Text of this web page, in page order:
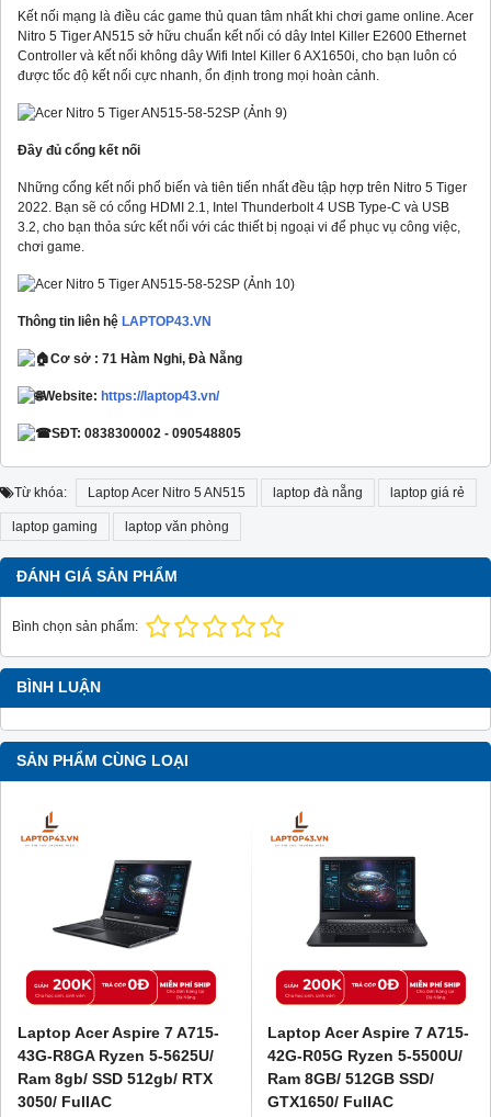
Kết nối mạng là điều các game thủ quan tâm nhất khi chơi game online. Acer
Nitro 5 Tiger AN515 sở hữu chuẩn kết nối có dây Intel Killer E2600 Ethernet
Controller và kết nối không dây Wifi Intel Killer 6 AX1650i, cho bạn luôn có
được tốc độ kết nối cực nhanh, ổn định trong mọi hoàn cảnh.
Đầy đủ cổng kết nối
Những cổng kết nối phổ biến và tiên tiến nhất đều tập hợp trên Nitro 5 Tiger
2022. Bạn sẽ có cổng HDMI 2.1, Intel Thunderbolt 4 USB Type-C và USB
3.2, cho bạn thỏa sức kết nối với các thiết bị ngoại vi để phục vụ công việc,
chơi game.
Thông tin liên hệ LAPTOP43.VN
Cơ sở : 71 Hàm Nghi, Đà Nẵng
Website: https://laptop43.vn/
SĐT: 0838300002 - 090548805
Từ khóa: Laptop Acer Nitro 5 AN515 laptop đà nẵng laptop giá rẻ
laptop gaming laptop văn phòng
ĐÁNH GIÁ SẢN PHẨM
Bình chọn sản phẩm:
BÌNH LUẬN
SẢN PHẨM CÙNG LOẠI
Laptop Acer Aspire 7 A715-
43G-R8GA Ryzen 5-5625U/
Ram 8gb/ SSD 512gb/ RTX
3050/ FullAC
Laptop Acer Aspire 7 A715-
42G-R05G Ryzen 5-5500U/
Ram 8GB/ 512GB SSD/
GTX1650/ FullAC